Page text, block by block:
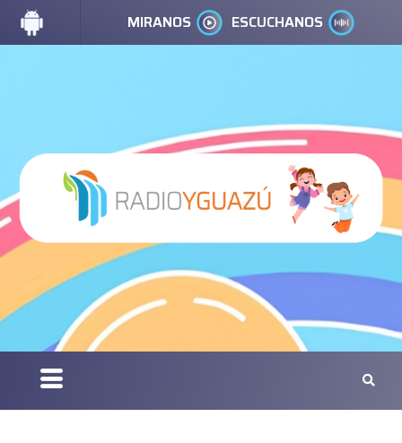
MIRANOS ESCUCHANOS